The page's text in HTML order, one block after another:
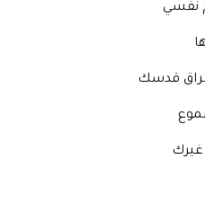
نفسي
قدسك
غيرك